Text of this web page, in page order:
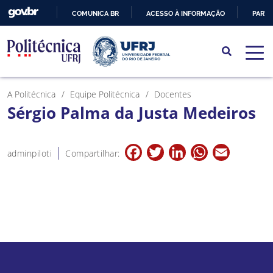
PARA
O
CONTEÚDO
COMUNICA BR ACESSO À INFORMAÇÃO
A Politécnica Equipe Politécnica Docentes
Sérgio Palma da Justa Medeiros
adminpiloti Compartilhar: Facebook
TwitterLinkedInWhatsApp
Email